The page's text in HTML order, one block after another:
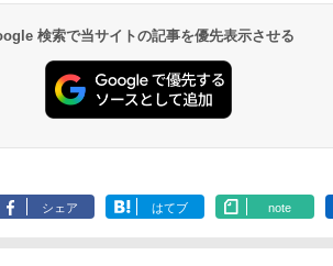
検索で当サイトの記事を優先表示させる
シェア はてブ note